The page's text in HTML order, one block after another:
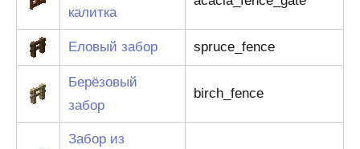
калитка
Еловый забор spruce_fence
Берёзовый
забор
birch_fence
Забор из